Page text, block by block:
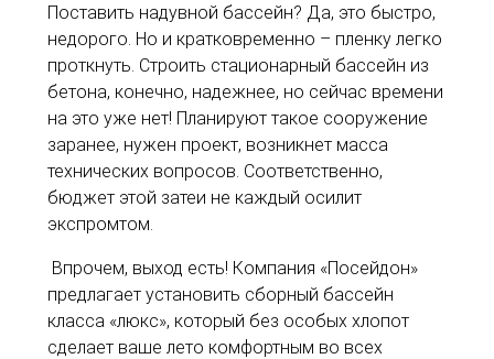
Поставить надувной бассейн? Да, это быстро,
недорого. Но и кратковременно – пленку легко
проткнуть. Строить стационарный бассейн из
бетона, конечно, надежнее, но сейчас времени
на это уже нет! Планируют такое сооружение
заранее, нужен проект, возникнет масса
технических вопросов. Соответственно,
бюджет этой затеи не каждый осилит
экспромтом.
Впрочем, выход есть! Компания «Посейдон»
предлагает установить сборный бассейн
класса «люкс», который без особых хлопот
сделает ваше лето комфортным во всех